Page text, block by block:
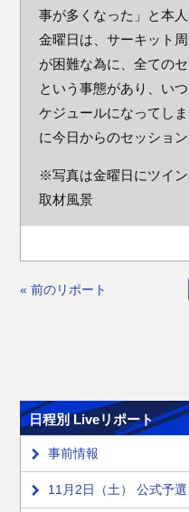
事が多くなった」と本
金曜日は、サーキット
が困難な為に、全ての
という事態があり、い
ケジュールになってし
に今日からのセッショ
※写真は金曜日にツイ
取材風景
« 前のリポート
日程別 Liveリポート
事前情報
11月2日（土） 公式予選